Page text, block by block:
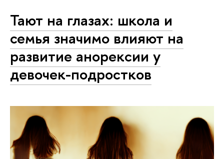
Тают на глазах: школа и
семья значимо влияют на
развитие анорексии у
девочек-подростков